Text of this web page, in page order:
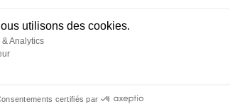
utilisons des cookies.
Analytics
certifiés par
4MURS dans les villes à proximité
Le Blanc-Mesnil